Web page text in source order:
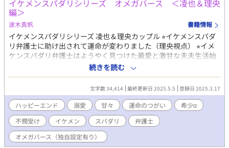
こちらは『イケメンスパダリ弁護士に助け出されて運命が変わり
ました』の観月凌也視点のお話です。 この作品だけ視点が交互に
入っていて読みにくいという意見をいただいたので、今回分けて
みました。 少しでも読みやすくなっていれば幸いです。 R18には
※つけます。
イケメンスパダリシリーズ オメガバース ＜凌也＆理央
編＞
波木真帆 書籍情報
イケメンスパダリシリーズ 凌也＆理央カップル ⭐︎イケメンスパダ
リ弁護士に助け出されて運命が変わりました（理央視点） ⭐︎イメ
ケンスパダリ弁護士はようやく見つけた最愛と激甘な夫夫生活始
めます（凌也視点） のお話のカップルでオメガバース編となりま
す。 ＜あらすじ＞ 十歳のバース検査でΩでもβでもない不確定βと
言われた理央。 十八歳の再検査も不確定βの診断が下されて、専
門病院で再検査を行うことに。 しかし、病院に行く途中で人生初
のヒートを起こしてしまった。 そこに居合わせた医者と警察のコ
ンビに保護されて病院に行くと、そこで運命と出会い……。 αの
中でも数％しかいない希少αと不確定βと言い続けられていた施設
育ちの可哀想なΩのお話。もちろんハッピーエンドです！ ※オメ
ガバースの世界線なので出会いそのほかは現実編とは異なります
続きを読む
文字数 34,414 最終更新日 2025.5.5 登録日 2025.3.17
ハッピーエンド 溺愛 甘々 運命のつがい
希少α
不憫受け
イケメン スパダリ
弁護士
オメガバース（独自設定有り）